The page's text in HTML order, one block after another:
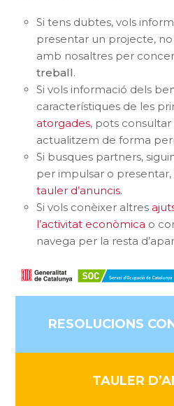
Si tens dubtes, vols
presentar un projecte,
amb nosaltres per
treball.
Si vols informació dels
característiques de les
atorgades, pots
actualitzem de forma
Si busques partners,
per impulsar o
tauler d’anuncis.
Si vols conèixer altres
l’activitat econòmica o
navega per la resta
RESOLUCIONS
TAULER